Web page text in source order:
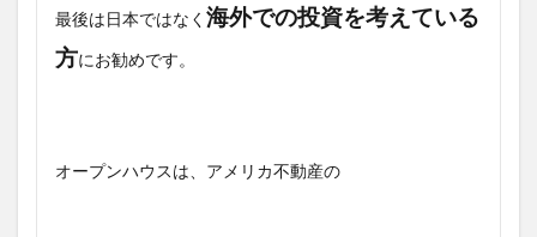
最後は日本ではなく 海外での投資を考えている
方にお勧めです。
オープンハウスは、アメリカ不動産の